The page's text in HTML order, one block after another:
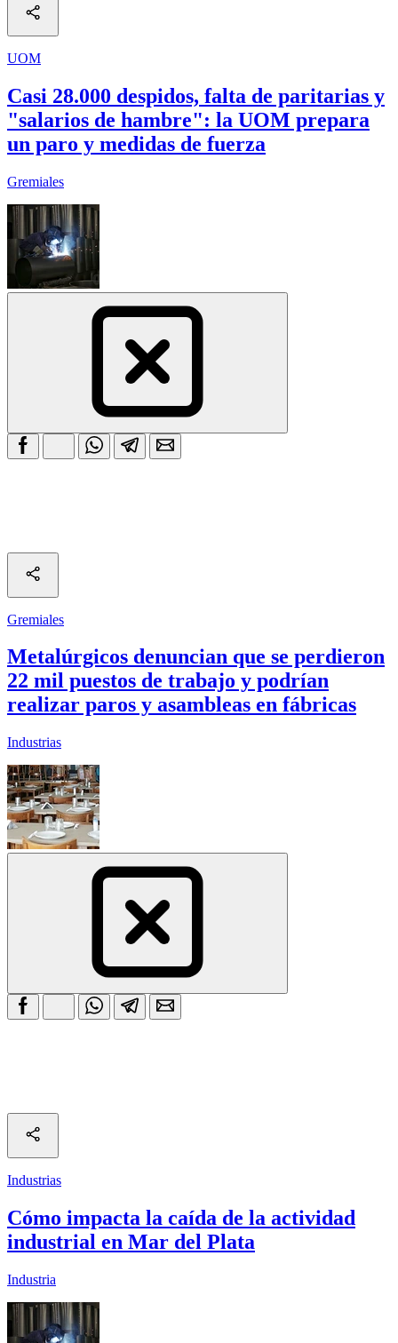
UOM
Casi 28.000 despidos, falta de paritarias y
"salarios de hambre": la UOM prepara
un paro y medidas de fuerza
Gremiales
Gremiales
Metalúrgicos denuncian que se perdieron
22 mil puestos de trabajo y podrían
realizar paros y asambleas en fábricas
Industrias
Industrias
Cómo impacta la caída de la actividad
industrial en Mar del Plata
Industria